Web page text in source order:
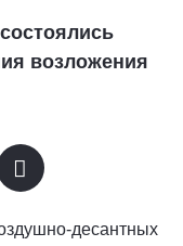
возложения
десантных